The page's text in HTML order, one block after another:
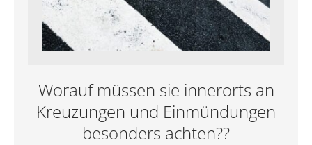
Worauf müssen sie innerorts an
Kreuzungen und Einmündungen
besonders achten??